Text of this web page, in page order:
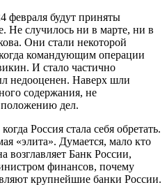
февраля будут приняты
Не случилось ни в марте, ни в
Они стали некоторой
командующим операции
И стало частично
недооценен. Наверх шли
содержания, не
положению дел.
Россия стала себя обретать.
«элита». Думается, мало кто
возглавляет Банк России,
финансов, почему
крупнейшие банки России.